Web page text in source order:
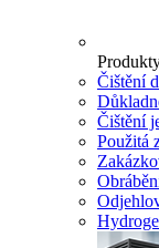
Čištění
Čištění
Použitá